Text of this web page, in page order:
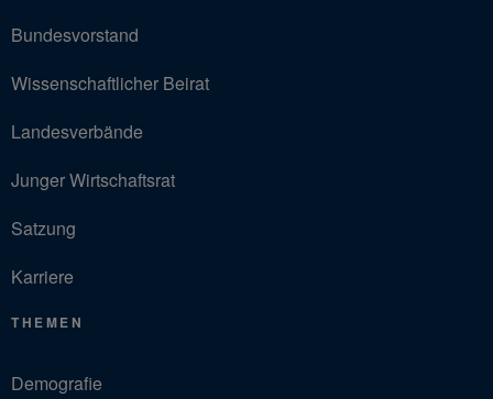
Bundesvorstand
Wissenschaftlicher Beirat
Landesverbände
Junger Wirtschaftsrat
Satzung
Karriere
THEMEN
Demografie